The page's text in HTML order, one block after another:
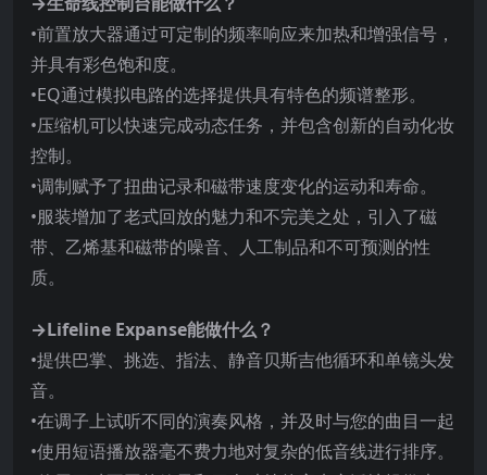
•前置放大器通过可定制的频率响应来加热和增强信号，
并具有彩色饱和度。
•EQ通过模拟电路的选择提供具有特色的频谱整形。
•压缩机可以快速完成动态任务，并包含创新的自动化妆
控制。
•调制赋予了扭曲记录和磁带速度变化的运动和寿命。
•服装增加了老式回放的魅力和不完美之处，引入了磁
带、乙烯基和磁带的噪音、人工制品和不可预测的性
质。
→Lifeline Expanse能做什么？
•提供巴掌、挑选、指法、静音贝斯吉他循环和单镜头发
音。
•在调子上试听不同的演奏风格，并及时与您的曲目一起
•使用短语播放器毫不费力地对复杂的低音线进行排序。